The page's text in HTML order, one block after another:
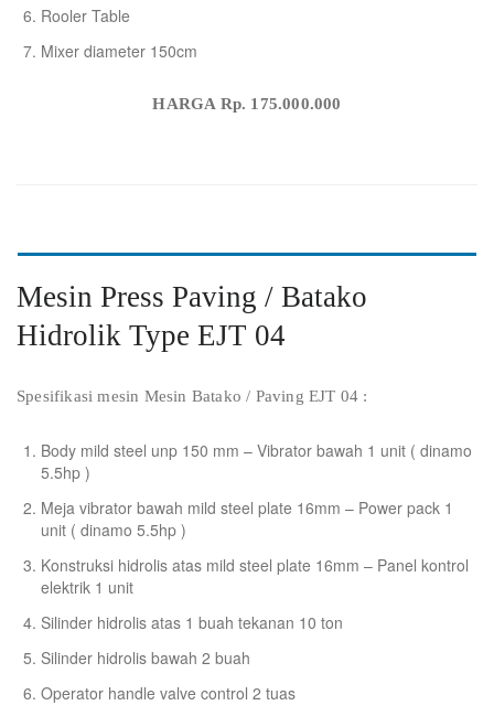
Rooler Table
Mixer diameter 150cm
HARGA Rp. 175.000.000
Mesin Press Paving / Batako
Hidrolik Type EJT 04
Spesifikasi mesin Mesin Batako / Paving EJT 04 :
Body mild steel unp 150 mm – Vibrator bawah 1 unit ( dinamo
5.5hp )
Meja vibrator bawah mild steel plate 16mm – Power pack 1
unit ( dinamo 5.5hp )
Konstruksi hidrolis atas mild steel plate 16mm – Panel kontrol
elektrik 1 unit
Silinder hidrolis atas 1 buah tekanan 10 ton
Silinder hidrolis bawah 2 buah
Operator handle valve control 2 tuas